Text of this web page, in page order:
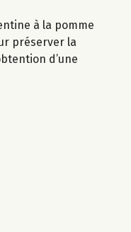
à la pomme
préserver la
d’une